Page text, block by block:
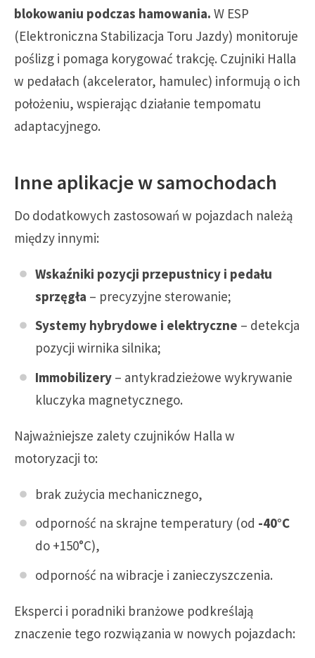
blokowaniu podczas hamowania. W ESP
(Elektroniczna Stabilizacja Toru Jazdy) monitoruje
poślizg i pomaga korygować trakcję. Czujniki Halla
w pedałach (akcelerator, hamulec) informują o ich
położeniu, wspierając działanie tempomatu
adaptacyjnego.
Inne aplikacje w samochodach
Do dodatkowych zastosowań w pojazdach należą
między innymi:
Wskaźniki pozycji przepustnicy i pedału
sprzęgła – precyzyjne sterowanie;
Systemy hybrydowe i elektryczne – detekcja
pozycji wirnika silnika;
Immobilizery – antykradzieżowe wykrywanie
kluczyka magnetycznego.
Najważniejsze zalety czujników Halla w
motoryzacji to:
brak zużycia mechanicznego,
odporność na skrajne temperatury (od -40°C
do +150°C),
odporność na wibracje i zanieczyszczenia.
Eksperci i poradniki branżowe podkreślają
znaczenie tego rozwiązania w nowych pojazdach: